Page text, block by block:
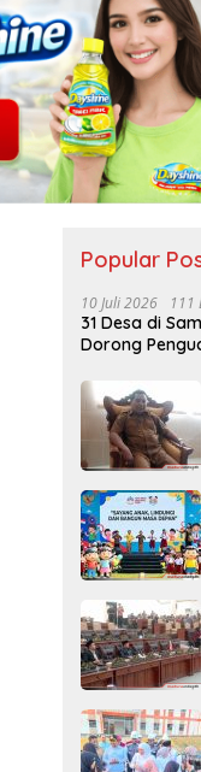
Popular
10 Juli 2026 111
31 Desa di
Dorong